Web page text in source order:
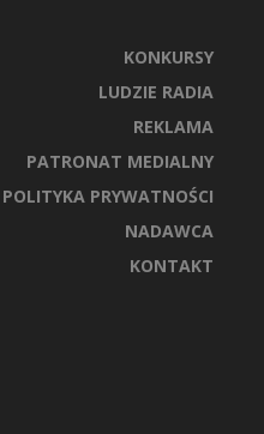
KONKURSY
LUDZIE RADIA
REKLAMA
PATRONAT MEDIALNY
POLITYKA PRYWATNOŚCI
NADAWCA
KONTAKT